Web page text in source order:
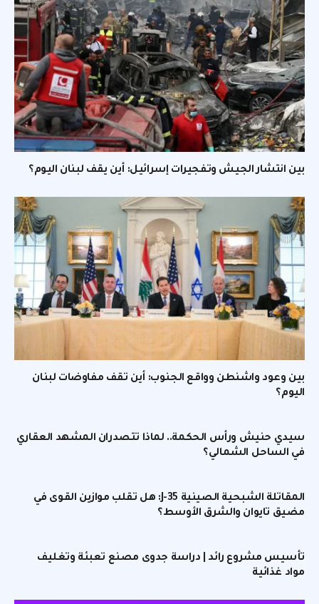
بين انتشار الجيش وتفجيرات إسرائيل: أين يقف لبنان اليوم؟
بين وعود واشنطن وواقع الجنوب: أين تقف مفاوضات لبنان
اليوم؟
سيدي حنيش ورأس الحكمة.. لماذا تتصدران المشهد العقاري
في الساحل الشمالي؟
المقاتلة الشبحية الصينية J-35: هل تقلب موازين القوى في
مضيق تايوان والشرق الأوسط؟
تأسيس مشروع رائد | دراسة جدوى مصنع تعبئة وتغليف
مواد غذائية